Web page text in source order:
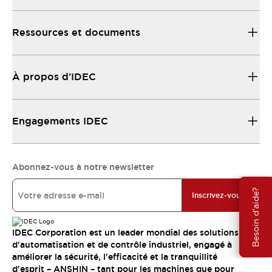
Besoin d'aide?
Ressources et documents
À propos d’IDEC
Engagements IDEC
Abonnez-vous à notre newsletter
Inscrivez-vous
IDEC Corporation est un leader mondial des solutions
d'automatisation et de contrôle industriel, engagé à
améliorer la sécurité, l'efficacité et la tranquillité
d'esprit – ANSHIN – tant pour les machines que pour